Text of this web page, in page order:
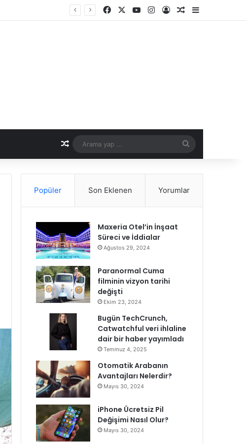
Dönemi Facebook YouTubeInstagramKayıt OlRastgele Makale
Rastgele Makale
yap
Popüler Son Eklenen Yorumlar
Maxeria Otel’in İnşaat
Süreci ve İddialar
Ağustos 29, 2024
Paranormal Cuma
filminin vizyon tarihi
değişti
Ekim 23, 2024
Bugün TechCrunch,
Catwatchful veri ihlaline
dair bir haber yayımladı
Temmuz 4, 2025
Otomatik Arabanın
Avantajları Nelerdir?
Mayıs 30, 2024
iPhone Ücretsiz Pil
Değişimi Nasıl Olur?
Mayıs 30, 2024